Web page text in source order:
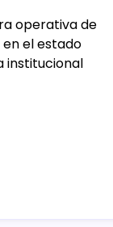
operativa de
el estado
institucional